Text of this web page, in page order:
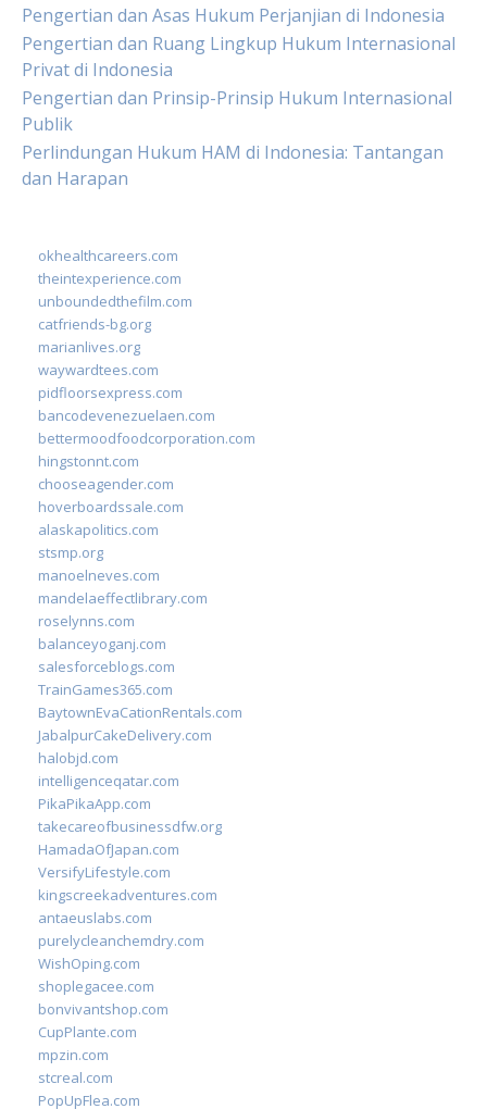
Pengertian dan Asas Hukum Perjanjian di Indonesia
Pengertian dan Ruang Lingkup Hukum Internasional
Privat di Indonesia
Pengertian dan Prinsip-Prinsip Hukum Internasional
Publik
Perlindungan Hukum HAM di Indonesia: Tantangan
dan Harapan
okhealthcareers.com
theintexperience.com
unboundedthefilm.com
catfriends-bg.org
marianlives.org
waywardtees.com
pidfloorsexpress.com
bancodevenezuelaen.com
bettermoodfoodcorporation.com
hingstonnt.com
chooseagender.com
hoverboardssale.com
alaskapolitics.com
stsmp.org
manoelneves.com
mandelaeffectlibrary.com
roselynns.com
balanceyoganj.com
salesforceblogs.com
TrainGames365.com
BaytownEvaCationRentals.com
JabalpurCakeDelivery.com
halobjd.com
intelligenceqatar.com
PikaPikaApp.com
takecareofbusinessdfw.org
HamadaOfJapan.com
VersifyLifestyle.com
kingscreekadventures.com
antaeuslabs.com
purelycleanchemdry.com
WishOping.com
shoplegacee.com
bonvivantshop.com
CupPlante.com
mpzin.com
stcreal.com
PopUpFlea.com